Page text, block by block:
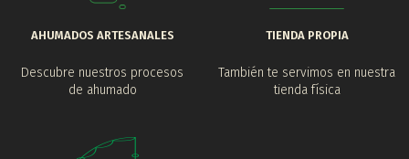
AHUMADOS ARTESANALES
Descubre nuestros procesos
de ahumado
TIENDA PROPIA
También te servimos en nuestra
tienda física